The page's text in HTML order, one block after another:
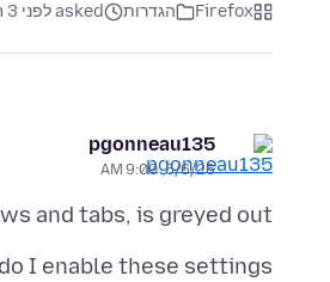
Firefox הגדרות asked לפני 3 חודשים
pgonneau135
5/6/26, 9:00 AM
and tabs, is greyed out.
I enable these settings?